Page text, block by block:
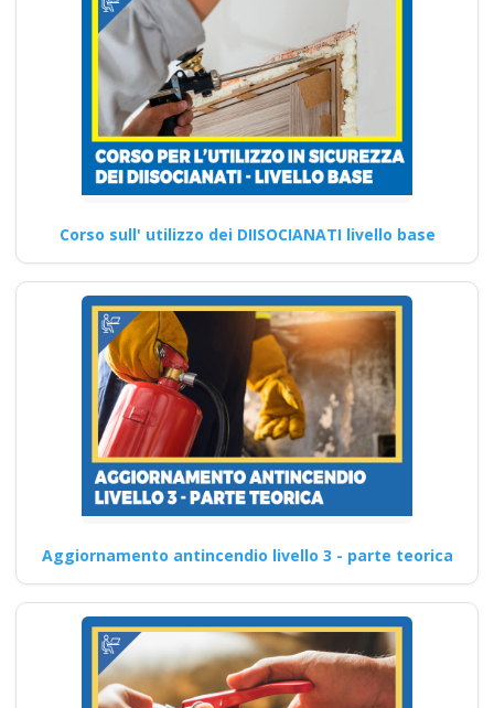
Corso sull' utilizzo dei DIISOCIANATI livello base
Aggiornamento antincendio livello 3 - parte teorica